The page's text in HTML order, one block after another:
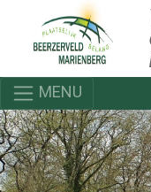
MENU